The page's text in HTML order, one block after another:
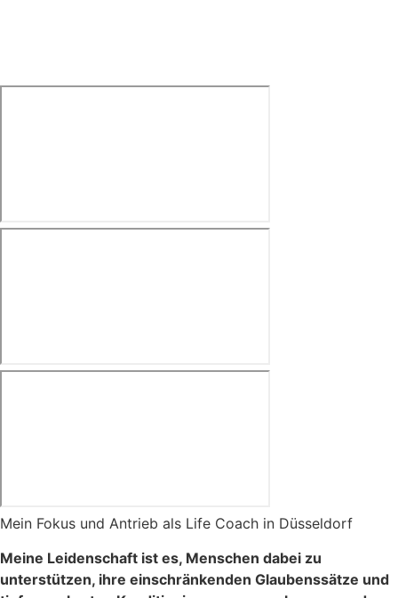
Mein Fokus und Antrieb als Life Coach in Düsseldorf
Meine Leidenschaft ist es, Menschen dabei zu
unterstützen, ihre einschränkenden Glaubenssätze und